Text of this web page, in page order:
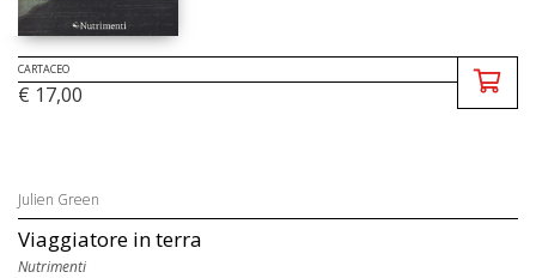
CARTACEO
€ 17,00
Julien Green
Viaggiatore in terra
Nutrimenti